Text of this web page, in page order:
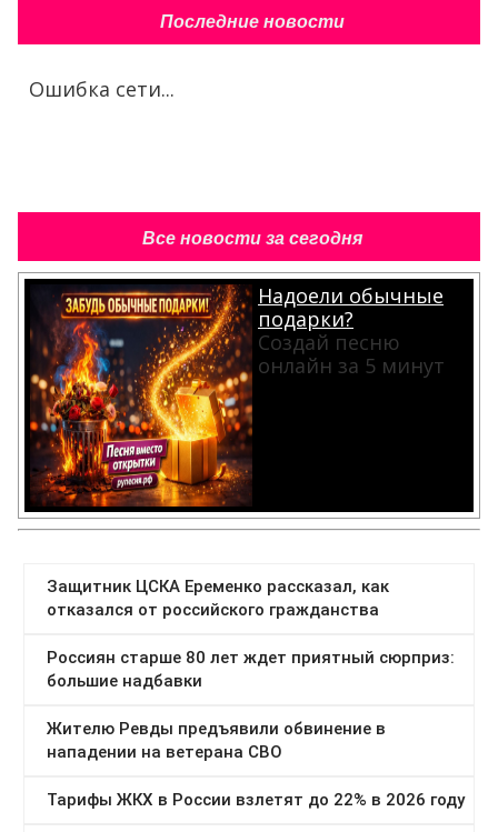
Последние новости
Ошибка сети...
Все новости за сегодня
Надоели обычные
подарки?
Создай песню
онлайн за 5 минут